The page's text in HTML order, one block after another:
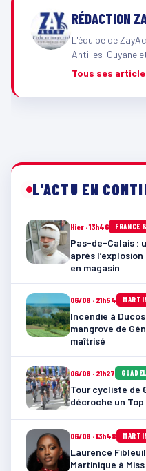
RÉDACTION
L'équipe de
Antilles-Guyane
Tous ses
L'ACTU EN
Hier · 13h46 FRANCE
Pas-de-Calais :
après
en magasin
06/08 · 21h54
Incendie à
mangrove de
maîtrisé
06/08 · 21h27
Tour cycliste de
décroche un Top
06/08 · 13h48
Laurence
Martinique à